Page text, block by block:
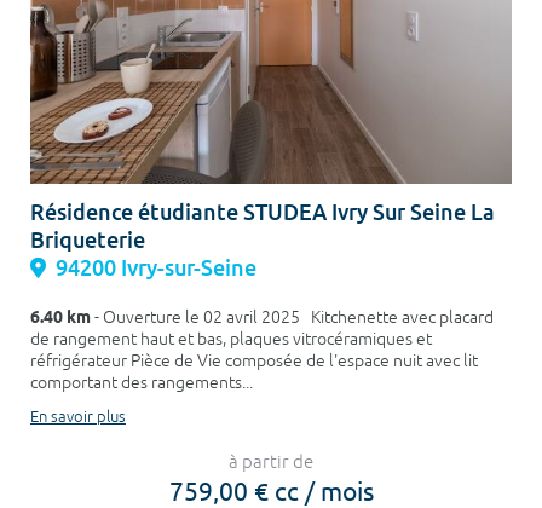
Résidence étudiante STUDEA Ivry Sur Seine La
Briqueterie
94200 Ivry-sur-Seine
6.40 km- Ouverture le 02 avril 2025 Kitchenette avec placard
de rangement haut et bas, plaques vitrocéramiques et
réfrigérateur Pièce de Vie composée de l'espace nuit avec lit
comportant des rangements...
En savoir plus
à partir de
759,00 € cc / mois